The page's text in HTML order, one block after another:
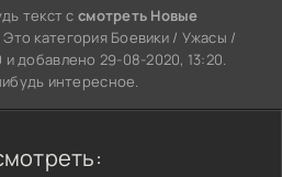
текст ссмотреть Новые
Это категория Боевики / Ужасы /
и добавлено 29-08-2020, 13:20.
интересное.